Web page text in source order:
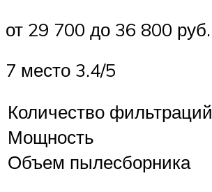
от 29 700 до 36 800 руб.
7 место 3.4/5
Количество фильтраций
Мощность
Объем пылесборника